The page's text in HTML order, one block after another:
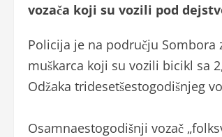
vozača koji su vozili pod
Policija je na području Sombora
muškarca koji su vozili bicikl sa
Odžaka tridesetšestogodišnjeg
Osamnaestogodišnji vozač